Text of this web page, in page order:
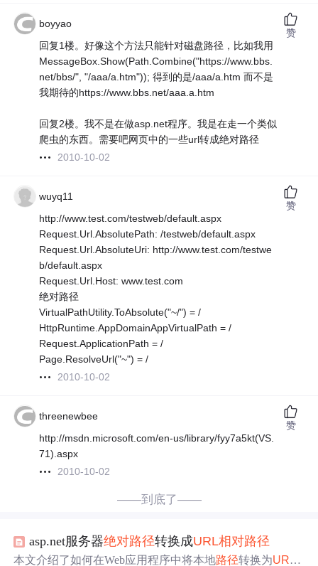
boyyao
回复1楼。好像这个方法只能针对磁盘路径，比如我用
MessageBox.Show(Path.Combine("https://www.bbs.
net/bbs/", "/aaa/a.htm")); 得到的是/aaa/a.htm 而不是
我期待的https://www.bbs.net/aaa.a.htm
回复2楼。我不是在做asp.net程序。我是在走一个类似
爬虫的东西。需要吧网页中的一些url转成绝对路径
2010-10-02
赞
wuyq11
http://www.test.com/testweb/default.aspx
Request.Url.AbsolutePath: /testweb/default.aspx
Request.Url.AbsoluteUri: http://www.test.com/testwe
b/default.aspx
Request.Url.Host: www.test.com
绝对路径
VirtualPathUtility.ToAbsolute("~/") = /
HttpRuntime.AppDomainAppVirtualPath = /
Request.ApplicationPath = /
Page.ResolveUrl("~") = /
2010-10-02
赞
threenewbee
http://msdn.microsoft.com/en-us/library/fyy7a5kt(VS.
71).aspx
2010-10-02
赞
——到底了——
asp.net服务器绝对路径转换成URL相对路径
本文介绍了如何在Web应用程序中将本地路径转换为URL